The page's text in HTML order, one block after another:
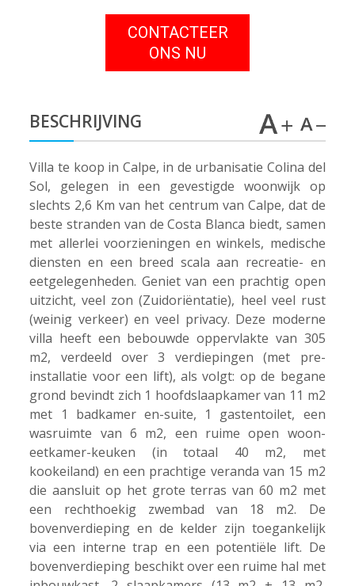
CONTACTEER
ONS NU
BESCHRIJVING
Villa te koop in Calpe, in de urbanisatie Colina del
Sol, gelegen in een gevestigde woonwijk op
slechts 2,6 Km van het centrum van Calpe, dat de
beste stranden van de Costa Blanca biedt, samen
met allerlei voorzieningen en winkels, medische
diensten en een breed scala aan recreatie- en
eetgelegenheden. Geniet van een prachtig open
uitzicht, veel zon (Zuidoriëntatie), heel veel rust
(weinig verkeer) en veel privacy. Deze moderne
villa heeft een bebouwde oppervlakte van 305
m2, verdeeld over 3 verdiepingen (met pre-
installatie voor een lift), als volgt: op de begane
grond bevindt zich 1 hoofdslaapkamer van 11 m2
met 1 badkamer en-suite, 1 gastentoilet, een
wasruimte van 6 m2, een ruime open woon-
eetkamer-keuken (in totaal 40 m2, met
kookeiland) en een prachtige veranda van 15 m2
die aansluit op het grote terras van 60 m2 met
een rechthoekig zwembad van 18 m2. De
bovenverdieping en de kelder zijn toegankelijk
via een interne trap en een potentiële lift. De
bovenverdieping beschikt over een ruime hal met